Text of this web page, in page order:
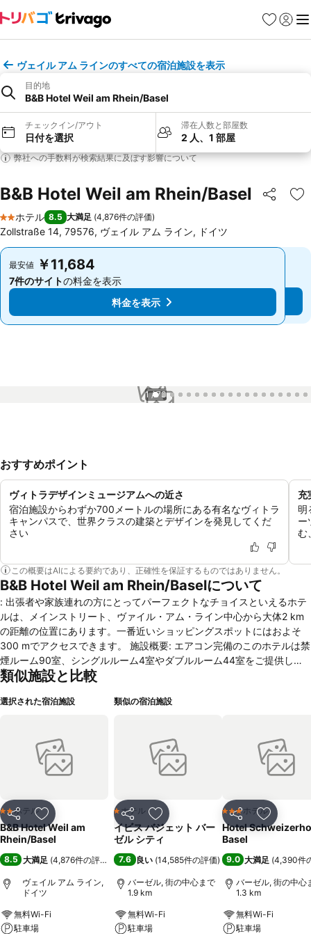
お気に入り
ログイ
メ
ヴェイル アム ラインのすべての宿泊施設を表示
目的地
B&B Hotel Weil am Rhein/Basel
チェックイン/アウト
日付を選択
滞在人数と部屋数
2 人、1 部屋
弊社への手数料が検索結果に及ぼす影響について
B&B Hotel Weil am Rhein/Basel シェア
お
2 ホテルのランク
ホテル 8.5 大満足 (4,876件の評価)
Zollstraße 14, 79576, ヴェイル アム ライン, ドイツ
最安値 ￥11,684
7件のサイトの料金を表示
料金を表示
最安値 ￥11,684
7件のサイトの料金を表示
料金を表示
1 / 73
おすすめポイント
ヴィトラデザインミュージアムへの近さ
宿泊施設からわずか700メートルの場所にある有名なヴィトラ
キャンパスで、世界クラスの建築とデザインを発見してくだ
さい
充
明
ー
む
この概要はAIによる要約であり、正確性を保証するものではありません。
B&B Hotel Weil am Rhein/Baselについて
: 出張者や家族連れの方にとってパーフェクトなチョイスといえるホテ
ルは、メインストリート、ヴァイル・アム・ライン中心から大体2 km
の距離の位置にあります。一番近いショッピングスポットにはおよそ
300 mでアクセスできます。 施設概要: エアコン完備のこのホテルは禁
煙ルーム90室、シングルルーム4室やダブルルーム44室をご提供して
います。また、エレベーターをご利用いただけます。レセプションでは
LANは共有スペースにてご利用いただけます。この施設は、お身体の
場をご利用いただけます。 客室: お部屋はカーペット敷きで、ダブルベ
ッドまたはクイーンサイズベッドが備え付けられています。すべてのお
部屋にはライティング・デスク、TVやWiFi（無料）がアメニティとし
アドライヤーがあります。車いす対応ルーム1室のご予約が可能です。
お子様連れのお客様にはファミリー用ルーム5室をご用意しています。
お食事: 朝食ルームをご利用いただけます。毎朝、栄養たっぷりのご朝
ています。アルコール飲料をお選びいただけます。 クレジットカード:
次のクレジットカードをこのホテルでご使用いただけます：アメリカ
ン・エキスプレス、VisaおよびMasterCard。
類似施設と比較
選択された宿泊施設
シェア お気に入りに追加
2 ホテルのランク
ホテル
B&B Hotel Weil am
Rhein/Basel
8.5 大満足 (4,876件の評価
ヴェイル アム ライン,
ドイツ
無料Wi-Fi
駐車場
類似の宿泊施設
シェア お気に入りに追加
1 ホテルのランク
ホテル
イビス バジェット バー
ゼル シティ
7.6 良い (14,585件の評価)
バーゼル, 街の中心まで
1.9 km
無料Wi-Fi
駐車場
シェア お気に入
3 ホテルのランク
ホテル
Hotel
Basel
9.0 大満足 (4,390件
バーゼル, 街の中心
1.3 km
無料Wi-Fi
駐車場